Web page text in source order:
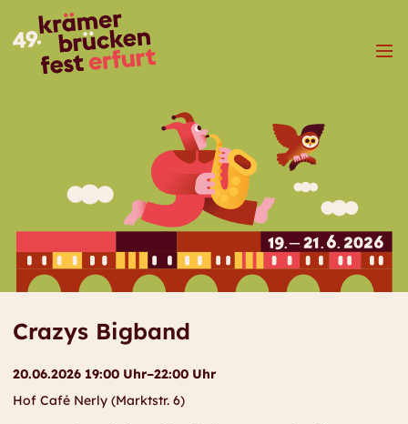
Menü
Crazys Bigband
20.06.2026 19:00 Uhr–22:00 Uhr
Hof Café Nerly (Marktstr. 6)